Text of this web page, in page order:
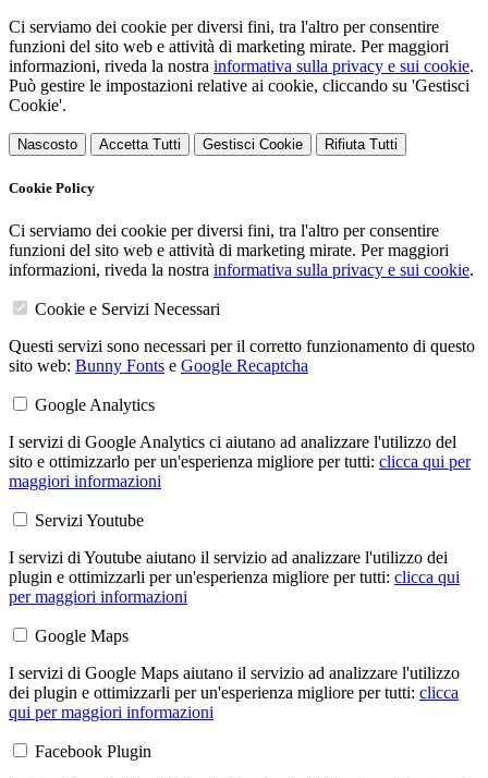
Ci serviamo dei cookie per diversi fini, tra l'altro per consentire
funzioni del sito web e attività di marketing mirate. Per maggiori
informazioni, riveda la nostra informativa sulla privacy e sui cookie.
Può gestire le impostazioni relative ai cookie, cliccando su 'Gestisci
Cookie'.
Nascosto Accetta Tutti Gestisci Cookie Rifiuta Tutti
Cookie Policy
Ci serviamo dei cookie per diversi fini, tra l'altro per consentire
funzioni del sito web e attività di marketing mirate. Per maggiori
informazioni, riveda la nostra informativa sulla privacy e sui cookie.
Cookie e Servizi Necessari
Questi servizi sono necessari per il corretto funzionamento di questo
sito web: Bunny Fonts e Google Recaptcha
Google Analytics
I servizi di Google Analytics ci aiutano ad analizzare l'utilizzo del
sito e ottimizzarlo per un'esperienza migliore per tutti: clicca qui per
maggiori informazioni
Servizi Youtube
I servizi di Youtube aiutano il servizio ad analizzare l'utilizzo dei
plugin e ottimizzarli per un'esperienza migliore per tutti: clicca qui
per maggiori informazioni
Google Maps
I servizi di Google Maps aiutano il servizio ad analizzare l'utilizzo
dei plugin e ottimizzarli per un'esperienza migliore per tutti: clicca
qui per maggiori informazioni
Facebook Plugin